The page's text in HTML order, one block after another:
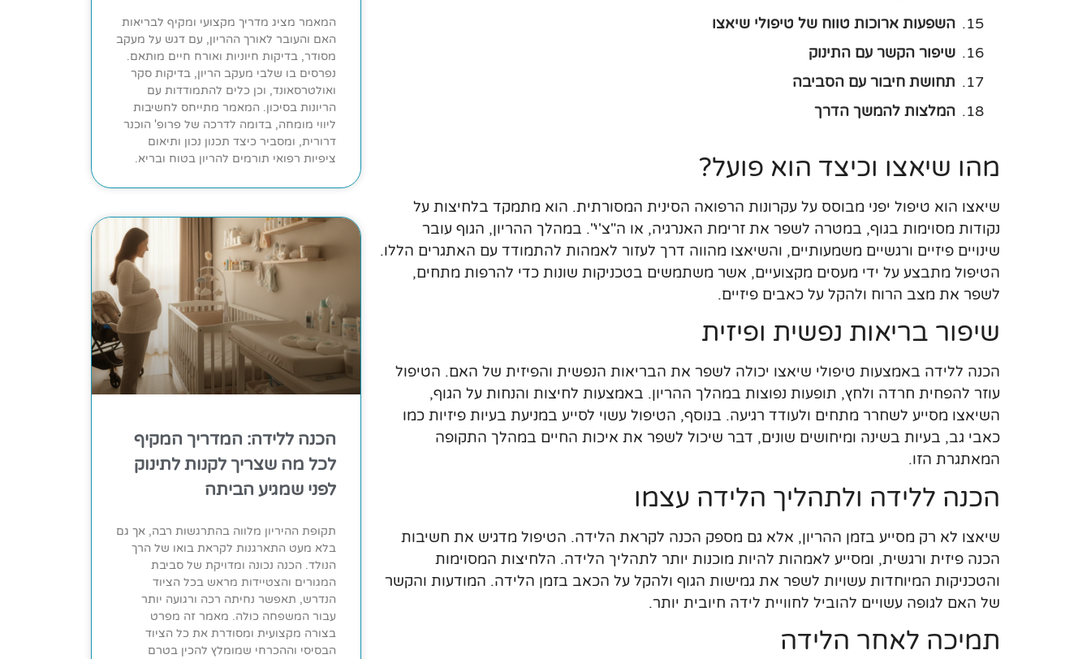
השפעות ארוכות טווח של טיפולי שיאצו
שיפור הקשר עם התינוק
תחושת חיבור עם הסביבה
המלצות להמשך הדרך
מהו שיאצו וכיצד הוא פועל?
שיאצו הוא טיפול יפני מבוסס על עקרונות הרפואה הסינית המסורתית. הוא מתמקד בלחיצות על
נקודות מסוימות בגוף, במטרה לשפר את זרימת האנרגיה, או ה"צ'י". במהלך ההריון, הגוף עובר
שינויים פיזיים ורגשיים משמעותיים, והשיאצו מהווה דרך לעזור לאמהות להתמודד עם האתגרים הללו.
הטיפול מתבצע על ידי מעסים מקצועיים, אשר משתמשים בטכניקות שונות כדי להרפות מתחים,
לשפר את מצב הרוח ולהקל על כאבים פיזיים.
שיפור בריאות נפשית ופיזית
הכנה ללידה באמצעות טיפולי שיאצו יכולה לשפר את הבריאות הנפשית והפיזית של האם. הטיפול
עוזר להפחית חרדה ולחץ, תופעות נפוצות במהלך ההריון. באמצעות לחיצות והנחות על הגוף,
השיאצו מסייע לשחרר מתחים ולעודד רגיעה. בנוסף, הטיפול עשוי לסייע במניעת בעיות פיזיות כמו
כאבי גב, בעיות בשינה ומיחושים שונים, דבר שיכול לשפר את איכות החיים במהלך התקופה
המאתגרת הזו.
הכנה ללידה ולתהליך הלידה עצמו
שיאצו לא רק מסייע בזמן ההריון, אלא גם מספק הכנה לקראת הלידה. הטיפול מדגיש את חשיבות
הכנה פיזית ורגשית, ומסייע לאמהות להיות מוכנות יותר לתהליך הלידה. הלחיצות המסוימות
והטכניקות המיוחדות עשויות לשפר את גמישות הגוף ולהקל על הכאב בזמן הלידה. המודעות והקשר
של האם לגופה עשויים להוביל לחוויית לידה חיובית יותר.
תמיכה לאחר הלידה
המאמר מציג מדריך מקצועי ומקיף לבריאות
האם והעובר לאורך ההריון, עם דגש על מעקב
מסודר, בדיקות חיוניות ואורח חיים מותאם.
נפרסים בו שלבי מעקב הריון, בדיקות סקר
ואולטרסאונד, וכן כלים להתמודדות עם
הריונות בסיכון. המאמר מתייחס לחשיבות
ליווי מומחה, בדומה לדרכה של פרופ' הוכנר
דרורית, ומסביר כיצד תכנון נכון ותיאום
ציפיות רפואי תורמים להריון בטוח ובריא.
הכנה ללידה: המדריך המקיף
לכל מה שצריך לקנות לתינוק
לפני שמגיע הביתה
תקופת ההיריון מלווה בהתרגשות רבה, אך גם
בלא מעט התארגנות לקראת בואו של הרך
הנולד. הכנה נכונה ומדויקת של סביבת
המגורים והצטיידות מראש בכל הציוד
הנדרש, תאפשר נחיתה רכה ורגועה יותר
עבור המשפחה כולה. מאמר זה מפרט
בצורה מקצועית ומסודרת את כל הציוד
הבסיסי וההכרחי שמומלץ להכין בטרם